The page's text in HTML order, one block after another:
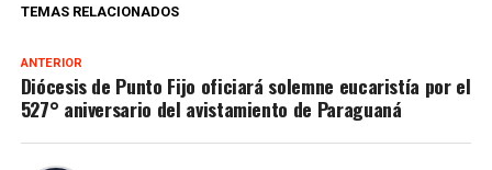
TEMAS RELACIONADOS
ANTERIOR
Diócesis de Punto Fijo oficiará solemne eucaristía por el
527° aniversario del avistamiento de Paraguaná